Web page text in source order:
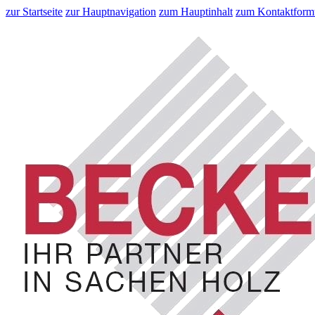
zur Startseite zur Hauptnavigation zum Hauptinhalt zum